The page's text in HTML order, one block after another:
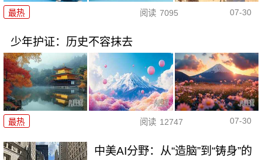
最热 阅读 7095 07-30
少年护证：历史不容抹去
最热 阅读 12747 07-30
中美AI分野：从“造脑”到“铸身”的